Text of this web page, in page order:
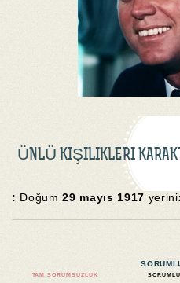
ÜNLÜ KIŞILIKLERI
: Doğum29 mayıs 1917
TAM SORUMSUZLUK